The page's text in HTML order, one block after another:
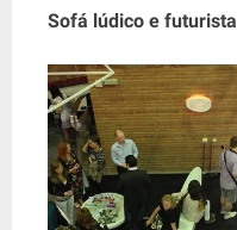
Sofá lúdico e futurista